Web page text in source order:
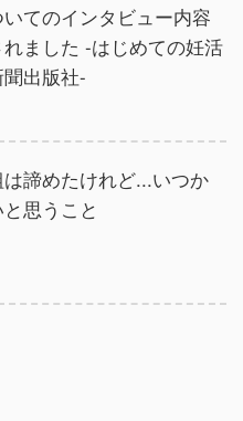
てのインタビュー内容
ました -はじめての妊活
出版社-
諦めたけれど...いつか
思うこと